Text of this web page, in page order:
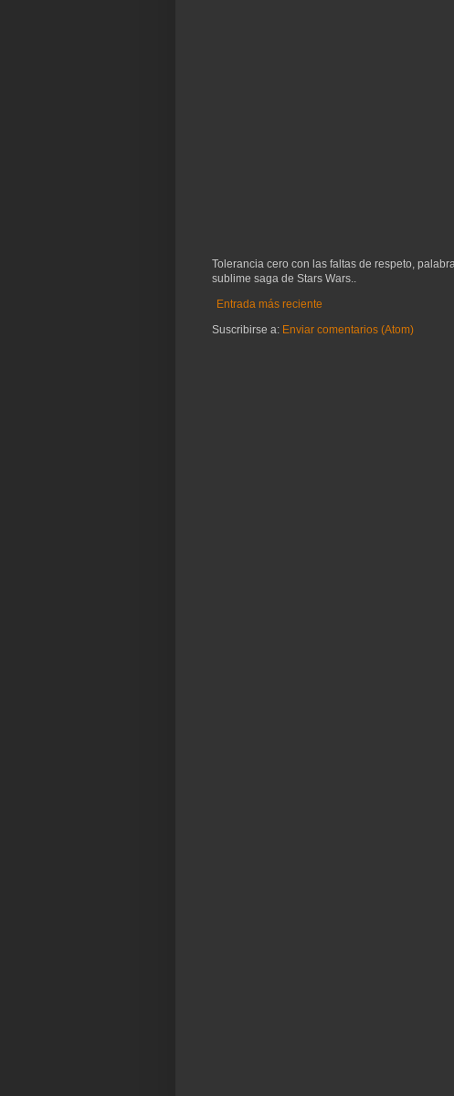
Tolerancia cero con las faltas de respeto,
sublime saga de Stars Wars..
Entrada más reciente
Suscribirse a: Enviar comentarios (Atom)